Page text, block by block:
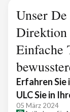
Unser
Direktion
Einfache
Erfahren Sie
ULC Sie in
05 März 2024